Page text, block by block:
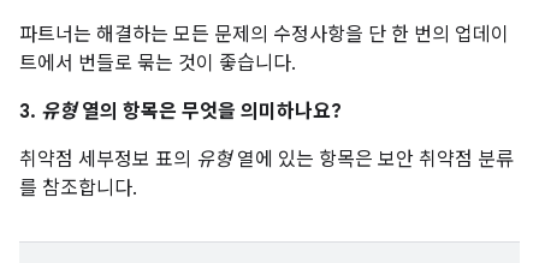
파트너는 해결하는 모든 문제의 수정사항을 단 한 번의 업데이
트에서 번들로 묶는 것이 좋습니다.
3. 유형열의 항목은 무엇을 의미하나요?
취약점 세부정보 표의 유형열에 있는 항목은 보안 취약점 분류
를 참조합니다.